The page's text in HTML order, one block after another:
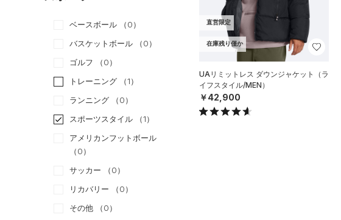
ベースボール
（0）
バスケットボール
（0）
ゴルフ
（0）
トレーニング
（1）
ランニング
（0）
スポーツスタイル
（1）
アメリカンフットボール
（0）
サッカー
（0）
リカバリー
（0）
その他
（0）
直営限定
在庫残り僅か
UAリミットレス ダウンジャケット（ラ
イフスタイル/MEN）
￥42,900